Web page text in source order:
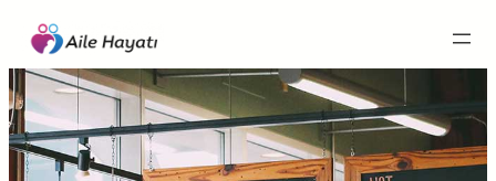
İçeriğe
geç